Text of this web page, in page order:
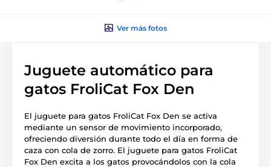
Ver más fotos
Juguete automático para
gatos FroliCat Fox Den
El juguete para gatos FroliCat Fox Den se activa
mediante un sensor de movimiento incorporado,
ofreciendo diversión durante todo el día en forma de
caza con cola de zorro. El juguete para gatos FroliCat
Fox Den excita a los gatos provocándolos con la cola